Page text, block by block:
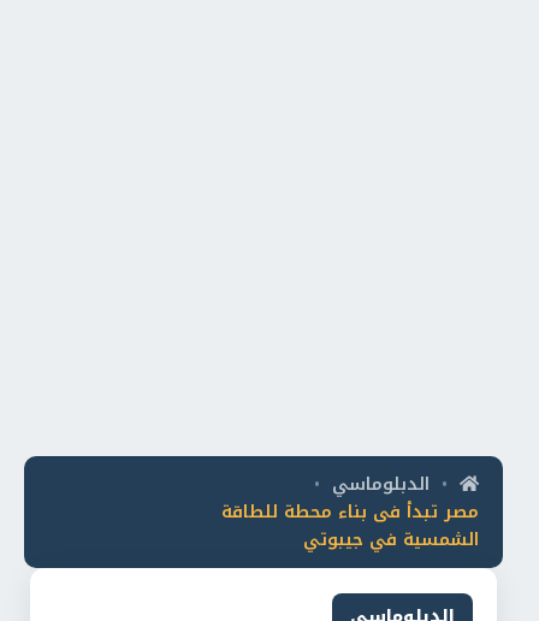
• الدبلوماسي •
مصر تبدأ فى بناء محطة للطاقة
الشمسية في جيبوتي